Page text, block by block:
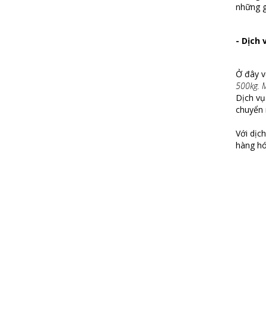
những
- Dịch
Ở đây
500kg.
Dịch
chuyển
Với
hàng